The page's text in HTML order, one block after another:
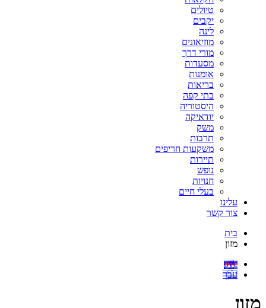
טיולים
יקבים
לינה
מוזיאונים
מורי דרך
מסעדות
אומנות
בריאות
בתי קפה
היסטוריה
יודאיקה
משק
תרבות
משקעות חריפים
תיירות
נופש
חנויות
בעלי חיים
עלינו
צור קשר
בית
מזון
рус
עבר
מזון